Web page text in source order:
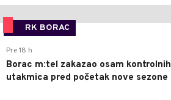
RK BORAC
Pre 18 h
Borac m:tel zakazao osam kontrolnih
utakmica pred početak nove sezone